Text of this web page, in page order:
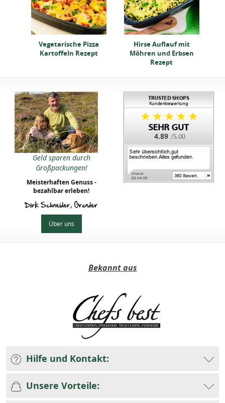
Vegetarische Pizza
Kartoffeln Rezept
Hirse Auflauf mit
Möhren und Erbsen
Rezept
Geld sparen durch
Großpackungen!
Meisterhaften Genuss -
bezahlbar erleben!
Dirk Schneider, Gründer
Über uns
4.89
Bekannt aus
Hilfe und Kontakt:
Unsere Vorteile: